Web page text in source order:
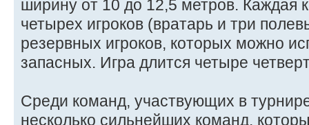
ширину от 10 до 12,5 метров. Каждая
четырех игроков (вратарь и три
резервных игроков, которых можно
запасных. Игра длится четыре
Среди команд, участвующих в
несколько сильнейших команд,